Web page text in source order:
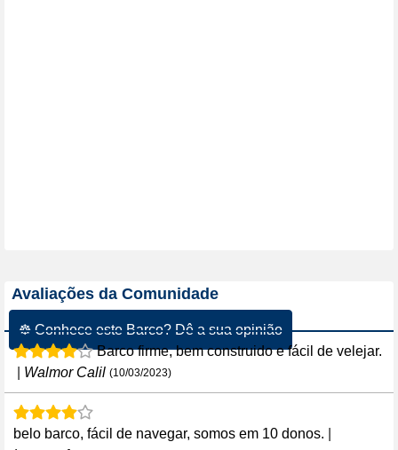
Avaliações da Comunidade
☸ Conhece este Barco? Dê a sua opinião
Barco firme, bem construido e fácil de velejar.
Walmor Calil (10/03/2023)
belo barco, fácil de navegar, somos em 10 donos.